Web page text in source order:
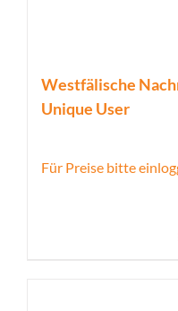
Westfälische
Unique User
Für Preise bitte